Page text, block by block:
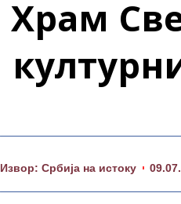
Храм
Извор: Србија на истоку